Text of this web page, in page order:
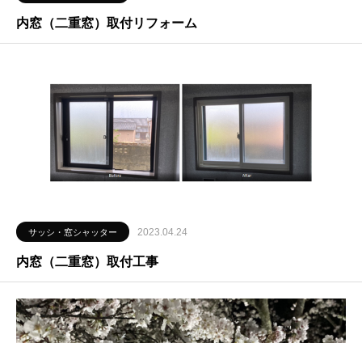
内窓（二重窓）取付リフォーム
サッシ・窓シャッター 2023.04.24
内窓（二重窓）取付工事